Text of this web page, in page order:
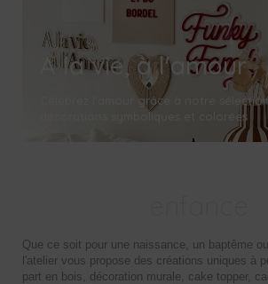
A la vie, à l'amour
Célébrez l'amour grâce à notre sélection
décorations symboliques et colorées
Que ce soit pour une naissance, un baptême
l'atelier vous propose des créations uniques à
part en bois, décoration murale, cake topper,